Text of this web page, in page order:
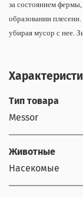
за состоянием
образовании
убирая мусор с нее.
Тип товара
Messor
Животные
Насекомые